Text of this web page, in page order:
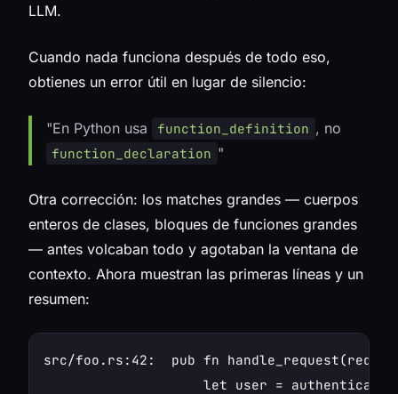
LLM.
Cuando nada funciona después de todo eso,
obtienes un error útil en lugar de silencio:
"En Python usa function_definition , no
function_declaration "
Otra corrección: los matches grandes — cuerpos
enteros de clases, bloques de funciones grandes
— antes volcaban todo y agotaban la ventana de
contexto. Ahora muestran las primeras líneas y un
resumen:
src/foo.rs:42:  pub fn handle_request(req:
let user =